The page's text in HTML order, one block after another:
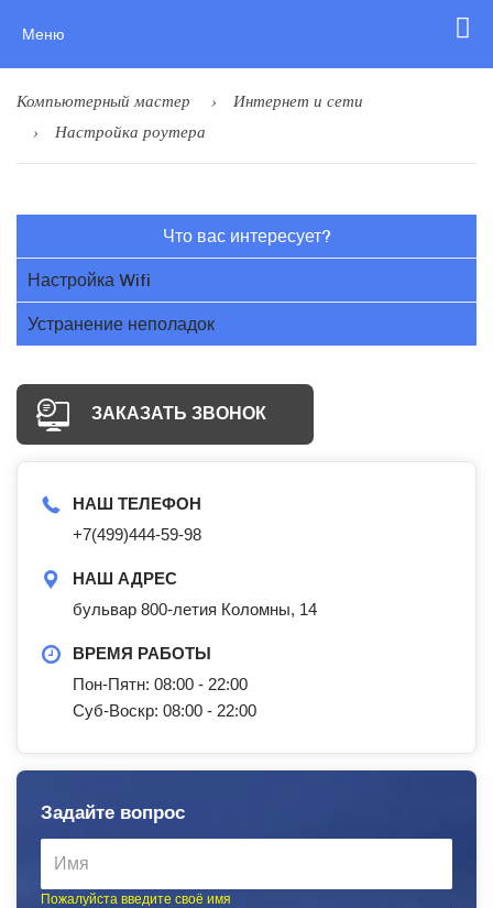
Меню
Компьютерный мастер
Интернет и сети
Настройка роутера
Что вас интересует?
Настройка Wifi
Устранение неполадок
ЗАКАЗАТЬ ЗВОНОК
НАШ ТЕЛЕФОН
+7(499)444-59-98
НАШ АДРЕС
бульвар 800-летия Коломны, 14
ВРЕМЯ РАБОТЫ
Пон-Пятн: 08:00 - 22:00
Суб-Воскр: 08:00 - 22:00
Задайте вопрос
Пожалуйста введите своё имя